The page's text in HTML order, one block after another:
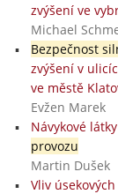
zvýšení ve
Michael
Bezpečnost
zvýšení v
ve městě
Evžen Marek
Návykové
provozu
Martin Dušek
Vliv